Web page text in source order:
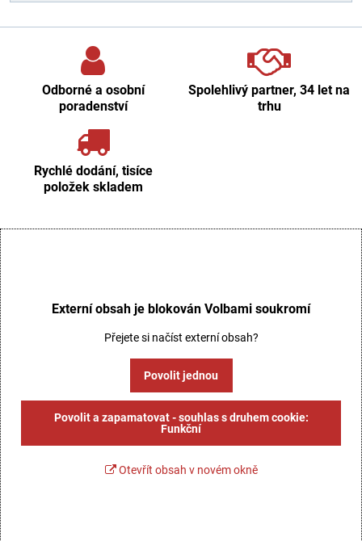
Odborné a osobní
poradenství
Spolehlivý partner, 34 let na
trhu
Rychlé dodání, tisíce
položek skladem
Externí obsah je blokován Volbami soukromí
Přejete si načíst externí obsah?
Povolit jednou
Povolit a zapamatovat - souhlas s druhem cookie:
Funkční
Otevřít obsah v novém okně